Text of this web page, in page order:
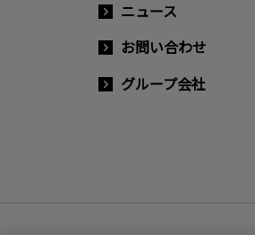
ニュース
お問い合わせ
グループ会社